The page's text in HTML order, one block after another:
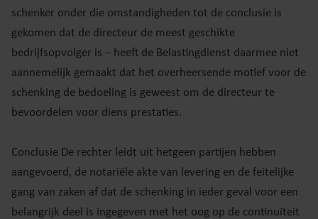
schenker onder die omstandigheden tot de conclusie is
gekomen dat de directeur de meest geschikte
bedrijfsopvolger is – heeft de Belastingdienst daarmee niet
aannemelijk gemaakt dat het overheersende motief voor de
schenking de bedoeling is geweest om de directeur te
bevoordelen voor diens prestaties.
Conclusie De rechter leidt uit hetgeen partijen hebben
aangevoerd, de notariële akte van levering en de feitelijke
gang van zaken af dat de schenking in ieder geval voor een
belangrijk deel is ingegeven met het oog op de continuïteit